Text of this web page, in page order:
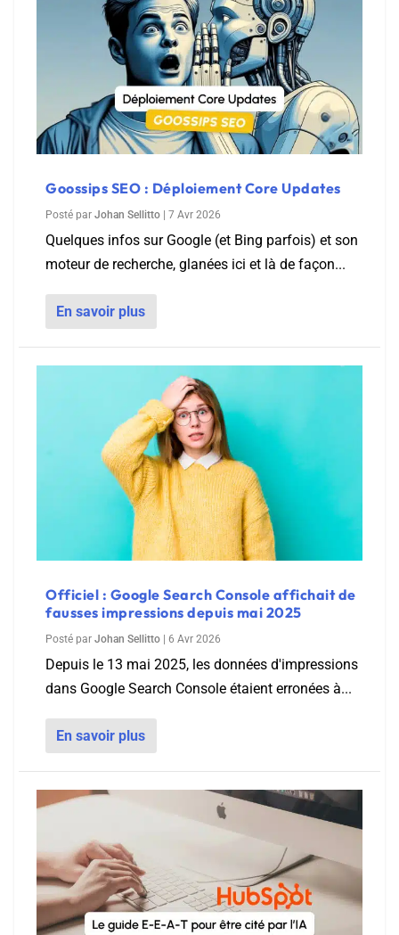
Goossips SEO : Déploiement Core Updates
Posté par Johan Sellitto | 7 Avr 2026
Quelques infos sur Google (et Bing parfois) et son
moteur de recherche, glanées ici et là de façon...
En savoir plus
Officiel : Google Search Console affichait de
fausses impressions depuis mai 2025
Posté par Johan Sellitto 6 Avr 2026
Depuis le 13 mai 2025, les données d'impressions
dans Google Search Console étaient erronées à...
En savoir plus